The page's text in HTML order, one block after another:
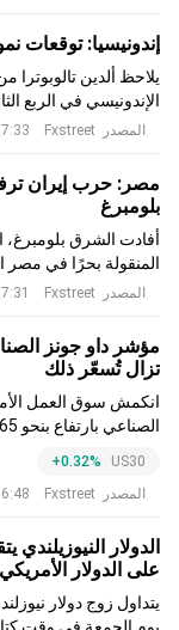
إندونيسيا: توقعات
يلاحظ ألدين تالوبوترا
٪5.6 لكنه تجاوزالمصدر Fxstreet
07/08/2026
بلومبرغ
أفادت الشرق بلومبرغ،
عن حرب إيران التي
المصدر Fxstreet
07/08/2026
مؤشر داو جونز
تزال تُسعّر ذلك
انكمش سوق العمل
US30
+0.32%
المصدر
Fxstreet
07/08/2026
الدولار
على الدولار الأمريكي